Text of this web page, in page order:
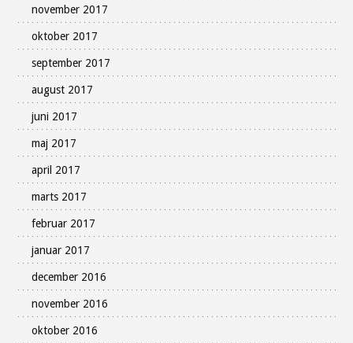
november 2017
oktober 2017
september 2017
august 2017
juni 2017
maj 2017
april 2017
marts 2017
februar 2017
januar 2017
december 2016
november 2016
oktober 2016